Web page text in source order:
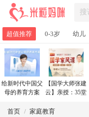
超值推荐 0-3岁 幼儿
给新时代中国父
母的养育方案
【国学大师张建
云】亲授：35堂
首页 / 家庭教育